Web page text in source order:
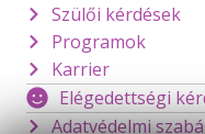
Szülői kérdések
Programok
Karrier
Elégedettségi
Adatvédelmi